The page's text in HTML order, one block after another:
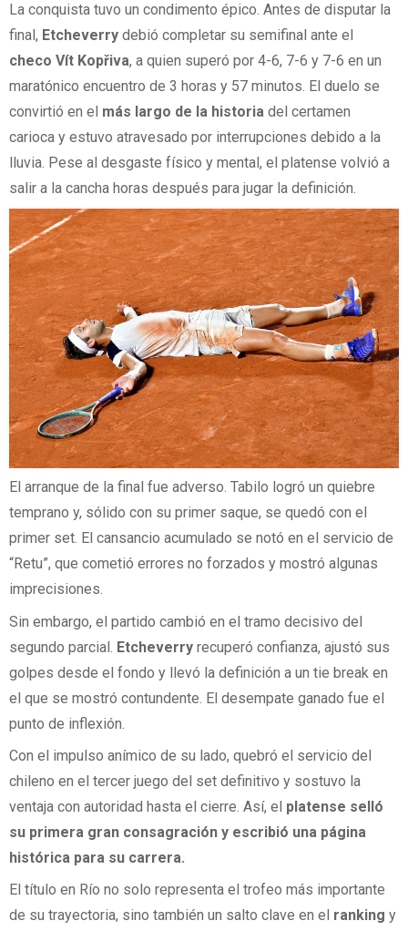
La conquista tuvo un condimento épico. Antes de disputar la
final, Etcheverry debió completar su semifinal ante el
checo Vít Kopřiva, a quien superó por 4-6, 7-6 y 7-6 en un
maratónico encuentro de 3 horas y 57 minutos. El duelo se
convirtió en el más largo de la historia del certamen
carioca y estuvo atravesado por interrupciones debido a la
lluvia. Pese al desgaste físico y mental, el platense volvió a
salir a la cancha horas después para jugar la definición.
El arranque de la final fue adverso. Tabilo logró un quiebre
temprano y, sólido con su primer saque, se quedó con el
primer set. El cansancio acumulado se notó en el servicio de
“Retu”, que cometió errores no forzados y mostró algunas
imprecisiones.
Sin embargo, el partido cambió en el tramo decisivo del
segundo parcial. Etcheverry recuperó confianza, ajustó sus
golpes desde el fondo y llevó la definición a un tie break en
el que se mostró contundente. El desempate ganado fue el
punto de inflexión.
Con el impulso anímico de su lado, quebró el servicio del
chileno en el tercer juego del set definitivo y sostuvo la
ventaja con autoridad hasta el cierre. Así, el platense selló
su primera gran consagración y escribió una página
histórica para su carrera.
El título en Río no solo representa el trofeo más importante
de su trayectoria, sino también un salto clave en el ranking y